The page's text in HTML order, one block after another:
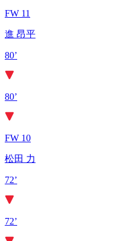
FW 11
進 昂平
80’
80’
FW 10
松田 力
72’
72’